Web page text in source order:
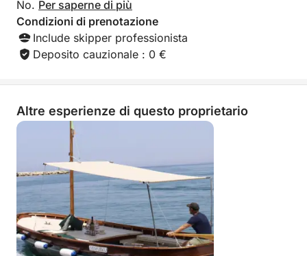
No. Per saperne di più
Condizioni di prenotazione
Include skipper professionista
Deposito cauzionale : 0 €
Altre esperienze di questo proprietario